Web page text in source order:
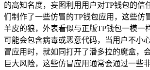
的高知名度，妄图利用用户对TP钱包的信
们制作了一些仿冒的TP钱包应用，这些仿
羊皮的狼，外表看似与正版TP钱包一模一
可能会包含病毒或恶意代码，当用户不小
冒应用时，就如同打开了潘多拉的魔盒，
巨大风险，这些仿冒应用通常会通过一些